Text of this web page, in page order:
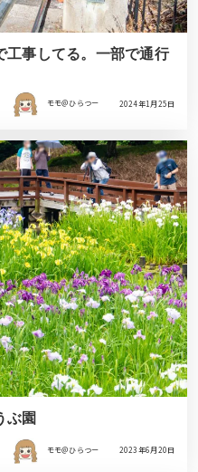
工事してる。一部で通行
モモ＠ひらつー 2024年1月25日
ぶ園
モモ＠ひらつー 2023年6月20日